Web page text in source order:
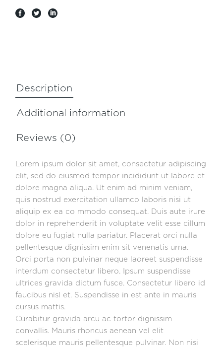
Description
Additional information
Reviews (0)
Lorem ipsum dolor sit amet, consectetur adipiscing
elit, sed do eiusmod tempor incididunt ut labore et
dolore magna aliqua. Ut enim ad minim veniam,
quis nostrud exercitation ullamco laboris nisi ut
aliquip ex ea co mmodo consequat. Duis aute irure
dolor in reprehenderit in voluptate velit esse cillum
dolore eu fugiat nulla pariatur. Placerat orci nulla
pellentesque dignissim enim sit venenatis urna.
Orci porta non pulvinar neque laoreet suspendisse
interdum consectetur libero. Ipsum suspendisse
ultrices gravida dictum fusce. Consectetur libero id
faucibus nisl et. Suspendisse in est ante in mauris
cursus mattis.
Curabitur gravida arcu ac tortor dignissim
convallis. Mauris rhoncus aenean vel elit
scelerisque mauris pellentesque pulvinar. Non nisi